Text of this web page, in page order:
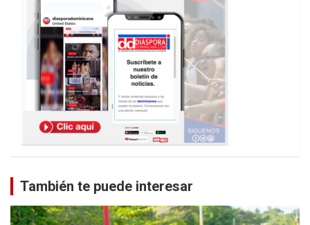
También te puede interesar